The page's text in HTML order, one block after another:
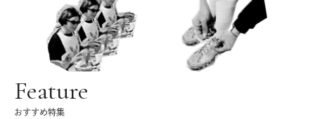
Feature
おすすめ特集